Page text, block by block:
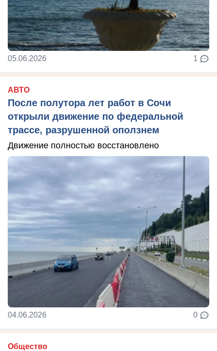
05.06.2026 1
АВТО
После полутора лет работ в Сочи
открыли движение по федеральной
трассе, разрушенной оползнем
Движение полностью восстановлено
04.06.2026 0
Общество